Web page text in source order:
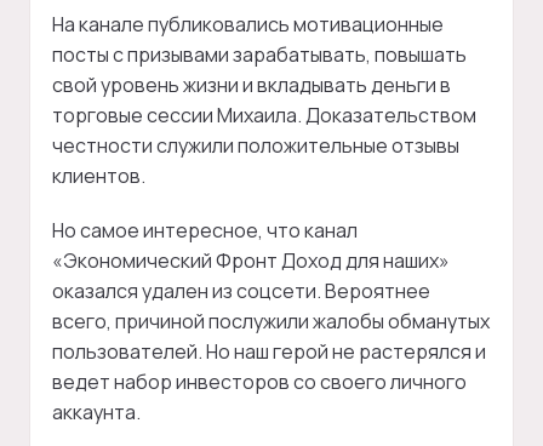
На канале публиковались мотивационные
посты с призывами зарабатывать, повышать
свой уровень жизни и вкладывать деньги в
торговые сессии Михаила. Доказательством
честности служили положительные отзывы
клиентов.
Но самое интересное, что канал
«Экономический Фронт Доход для наших»
оказался удален из соцсети. Вероятнее
всего, причиной послужили жалобы обманутых
пользователей. Но наш герой не растерялся и
ведет набор инвесторов со своего личного
аккаунта.